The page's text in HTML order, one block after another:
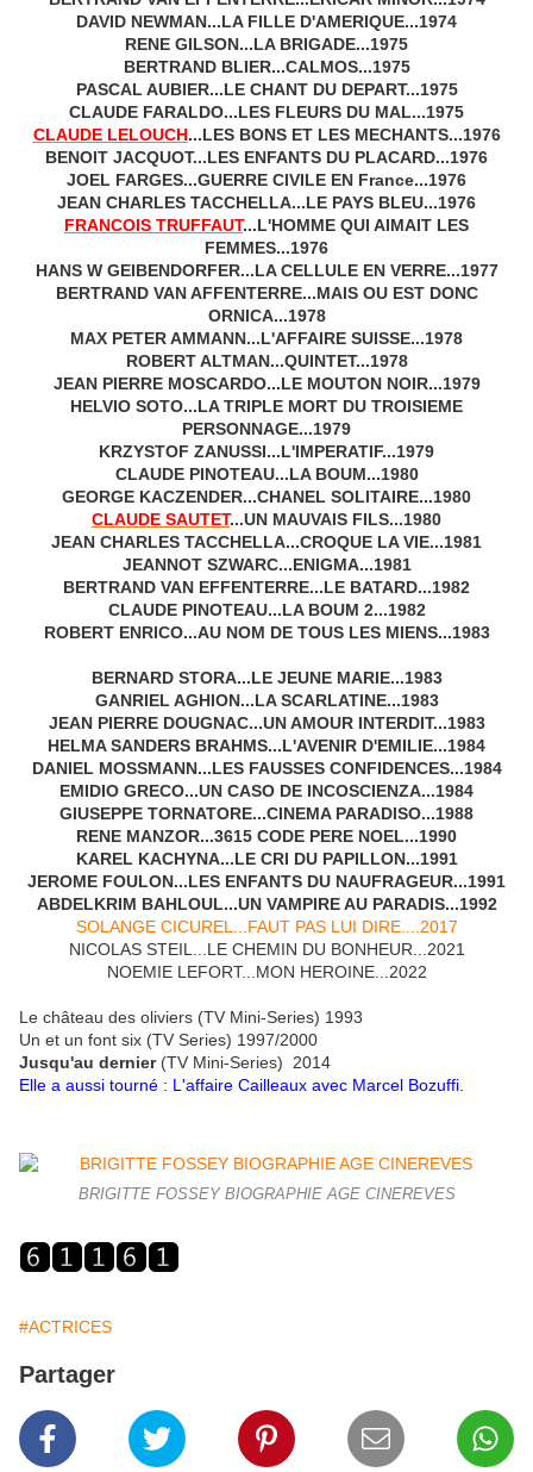
DAVID NEWMAN...LA FILLE D'AMERIQUE...1974
RENE GILSON...LA BRIGADE...1975
BERTRAND BLIER...CALMOS...1975
PASCAL AUBIER...LE CHANT DU DEPART...1975
CLAUDE FARALDO...LES FLEURS DU MAL...1975
CLAUDE LELOUCH...LES BONS ET LES MECHANTS...1976
BENOIT JACQUOT...LES ENFANTS DU PLACARD...1976
JOEL FARGES...GUERRE CIVILE EN France...1976
JEAN CHARLES TACCHELLA...LE PAYS BLEU...1976
FRANCOIS TRUFFAUT...L'HOMME QUI AIMAIT LES
FEMMES...1976
HANS W GEIBENDORFER...LA CELLULE EN VERRE...1977
BERTRAND VAN AFFENTERRE...MAIS OU EST DONC
ORNICA...1978
MAX PETER AMMANN...L'AFFAIRE SUISSE...1978
ROBERT ALTMAN...QUINTET...1978
JEAN PIERRE MOSCARDO...LE MOUTON NOIR...1979
HELVIO SOTO...LA TRIPLE MORT DU TROISIEME
PERSONNAGE...1979
KRZYSTOF ZANUSSI...L'IMPERATIF...1979
CLAUDE PINOTEAU...LA BOUM...1980
GEORGE KACZENDER...CHANEL SOLITAIRE...1980
CLAUDE SAUTET...UN MAUVAIS FILS...1980
JEAN CHARLES TACCHELLA...CROQUE LA VIE...1981
JEANNOT SZWARC...ENIGMA...1981
BERTRAND VAN EFFENTERRE...LE BATARD...1982
CLAUDE PINOTEAU...LA BOUM 2...1982
ROBERT ENRICO...AU NOM DE TOUS LES MIENS...1983
BERNARD STORA...LE JEUNE MARIE...1983
GANRIEL AGHION...LA SCARLATINE...1983
JEAN PIERRE DOUGNAC...UN AMOUR INTERDIT...1983
HELMA SANDERS BRAHMS...L'AVENIR D'EMILIE...1984
DANIEL MOSSMANN...LES FAUSSES CONFIDENCES...1984
EMIDIO GRECO...UN CASO DE INCOSCIENZA...1984
GIUSEPPE TORNATORE...CINEMA PARADISO...1988
RENE MANZOR...3615 CODE PERE NOEL...1990
KAREL KACHYNA...LE CRI DU PAPILLON...1991
JEROME FOULON...LES ENFANTS DU NAUFRAGEUR...1991
ABDELKRIM BAHLOUL...UN VAMPIRE AU PARADIS...1992
SOLANGE CICUREL...FAUT PAS LUI DIRE....2017
NICOLAS STEIL...LE CHEMIN DU BONHEUR...2021
NOEMIE LEFORT...MON HEROINE...2022
Le château des oliviers (TV Mini-Series) 1993
Un et un font six (TV Series) 1997/2000
Jusqu'au dernier(TV Mini-Series) 2014
Elle a aussi tourné : L'affaire Cailleaux avec Marcel Bozuffi.
BRIGITTE FOSSEY BIOGRAPHIE AGE CINEREVES
#ACTRICES
Partager